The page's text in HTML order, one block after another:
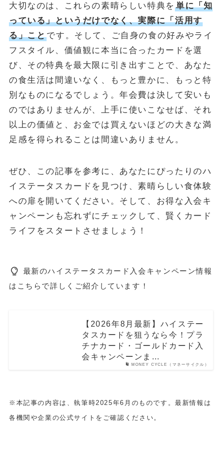
大切なのは、これらの素晴らしい特典を 単に「知
っている」というだけでなく、実際に「活用す
る」ことです。そして、ご自身の食の好みやライ
フスタイル、価値観に本当に合ったカードを選
び、その特典を最大限に引き出すことで、あなた
の食生活は間違いなく、もっと豊かに、もっと特
別なものになるでしょう。年会費は決して安いも
のではありませんが、上手に使いこなせば、それ
以上の価値と、お金では買えないほどの大きな満
足感を得られることは間違いありません。
ぜひ、この記事を参考に、あなたにぴったりのハ
イステータスカードを見つけ、素晴らしい食体験
への扉を開いてください。そして、お得な入会キ
ャンペーンも忘れずにチェックして、賢くカード
ライフをスタートさせましょう！
最新のハイステータスカード入会キャンペーン情報
はこちらで詳しくご紹介しています！
MONEY CYCLE（マネーサイクル）
【2026年8月最新】ハイステー
タスカードを狙うなら今！プラ
チナカード・ゴールドカード入
会キャンペーンま…
※本記事の内容は、執筆時2025年6月のものです。最新情報は
各機関や企業の公式サイトをご確認ください。